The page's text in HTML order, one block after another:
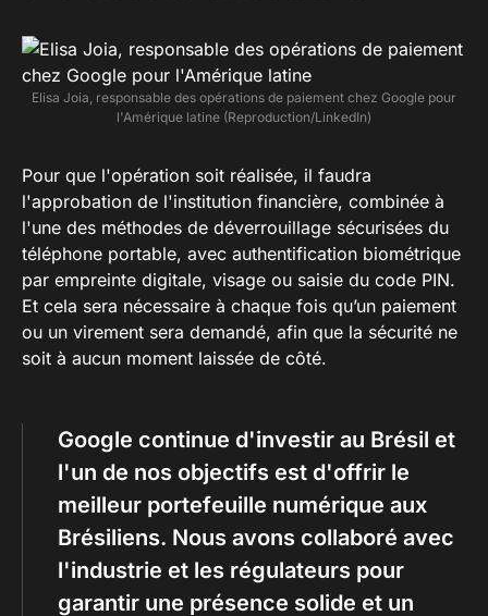
Elisa Joia, responsable des opérations de paiement chez Google pour
l'Amérique latine (Reproduction/LinkedIn)
Pour que l'opération soit réalisée, il faudra
l'approbation de l'institution financière, combinée à
l'une des méthodes de déverrouillage sécurisées du
téléphone portable, avec authentification biométrique
par empreinte digitale, visage ou saisie du code PIN.
Et cela sera nécessaire à chaque fois qu’un paiement
ou un virement sera demandé, afin que la sécurité ne
soit à aucun moment laissée de côté.
Google continue d'investir au Brésil et
l'un de nos objectifs est d'offrir le
meilleur portefeuille numérique aux
Brésiliens. Nous avons collaboré avec
l'industrie et les régulateurs pour
garantir une présence solide et un